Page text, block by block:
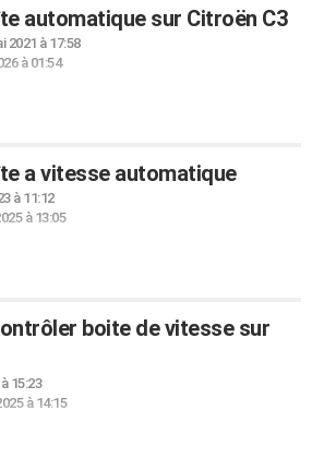
automatique sur Citroën C3
2021 à 17:58
à 01:54
a vitesse automatique
à 11:12
à 13:05
boite de vitesse sur
15:23
à 14:15